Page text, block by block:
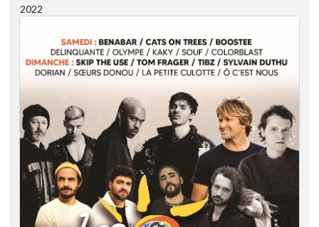
2022